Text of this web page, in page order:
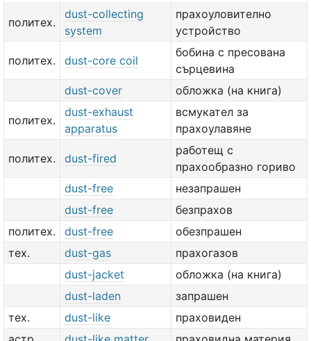
политех.
dust-collecting
system
прахоуловително
устройство
политех. dust-core coil
бобина с пресована
сърцевина
dust-cover
обложка (на книга)
политех.
dust-exhaust
apparatus
всмукател за
прахоулавяне
политех. dust-fired
работещ с
прахообразно гориво
dust-free
незапрашен
dust-free
безпрахов
политех.
dust-free
обезпрашен
тех.
dust-gas
прахогазов
dust-jacket
обложка (на книга)
dust-laden
запрашен
тех.
dust-like
праховиден